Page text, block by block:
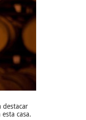
destacar
casa.